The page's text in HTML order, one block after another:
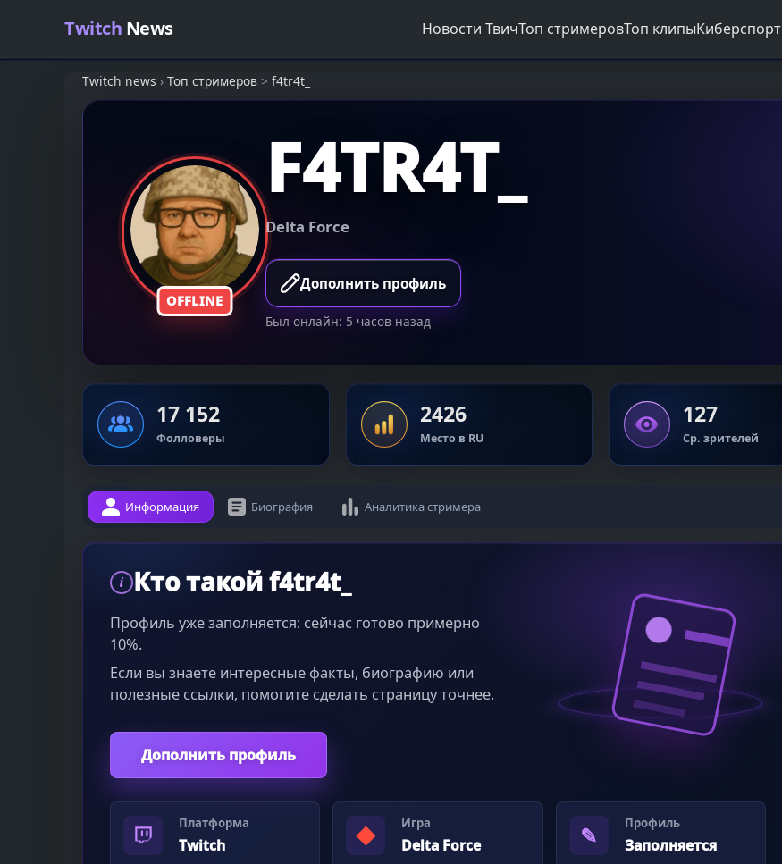
Twitch News Новости ТвичТоп стримеровТоп клипыКиберспорт
Twitch news › Топ стримеров > f4tr4t_
OFFLINE
F4TR4T_
Delta Force
Дополнить профиль
Был онлайн: 5 часов назад
17 152
Фолловеры
2426
Место в RU
127
Ср. зрителей
Информация Биография Аналитика стримера
i Кто такой f4tr4t_
Профиль уже заполняется: сейчас готово примерно
10%.
Если вы знаете интересные факты, биографию или
полезные ссылки, помогите сделать страницу точнее.
Дополнить профиль
Платформа
Twitch ◆ Игра
Delta Force ✎ Профиль
Заполняется